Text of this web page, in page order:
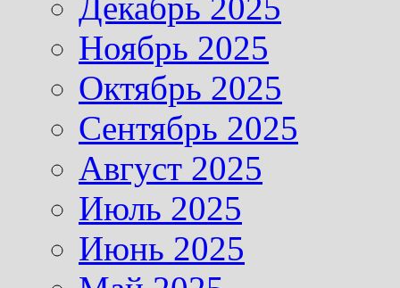
Декабрь 2025
Ноябрь 2025
Октябрь 2025
Сентябрь 2025
Август 2025
Июль 2025
Июнь 2025